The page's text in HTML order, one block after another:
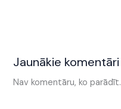
Jaunākie komentāri
Nav komentāru, ko parādīt.